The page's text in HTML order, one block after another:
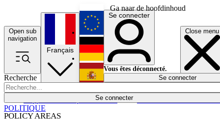
Ga naar de hoofdinhoud
Open sub
navigation
Close menu
Recherche
Se connecter
POLICY AREAS
Économie
Français
English
Deutsch
Español
Se connecter
Vous êtes déconnecté.
Se connecter
POLITIQUE